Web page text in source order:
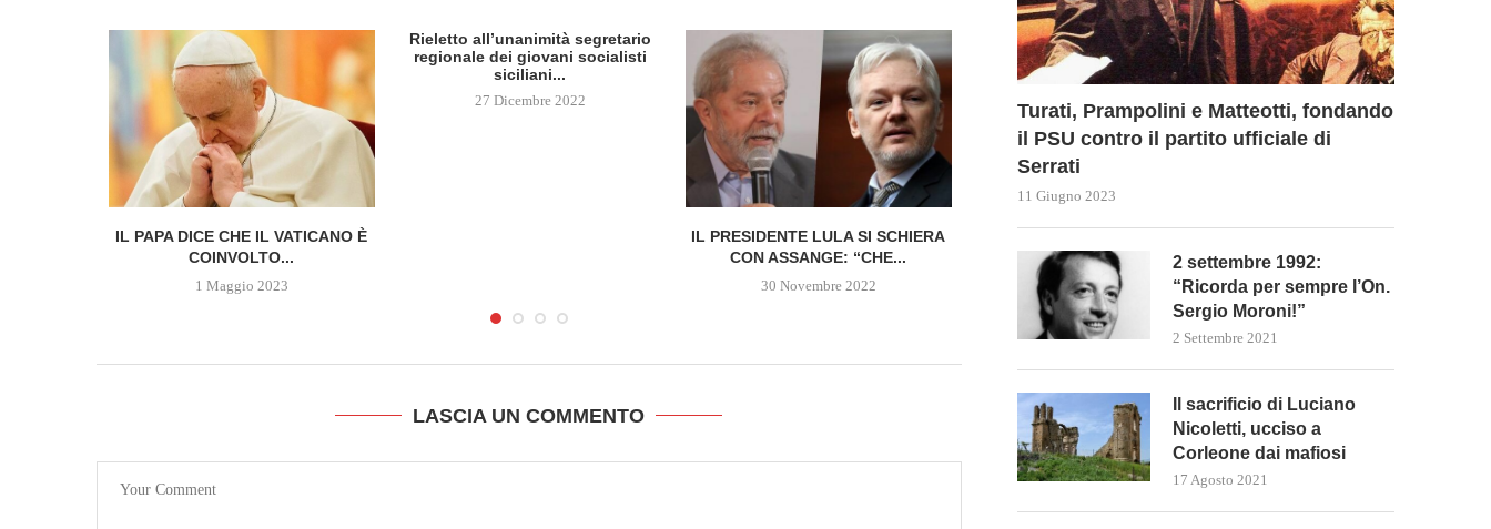
IL PAPA DICE CHE IL VATICANO È
COINVOLTO...
1 Maggio 2023
Rieletto all’unanimità segretario
regionale dei giovani socialisti
siciliani...
27 Dicembre 2022
IL PRESIDENTE LULA SI SCHIERA
CON ASSANGE: “CHE...
30 Novembre 2022
MELONI PER IL CARO...
5 Novembre 2022 27 Settembre 2022
LASCIA UN COMMENTO
Turati, Prampolini e Matteotti, fondando
il PSU contro il partito ufficiale di
Serrati
11 Giugno 2023
2 settembre 1992:
“Ricorda per sempre l’On.
Sergio Moroni!”
2 Settembre 2021
Il sacrificio di Luciano
Nicoletti, ucciso a
Corleone dai mafiosi
17 Agosto 2021